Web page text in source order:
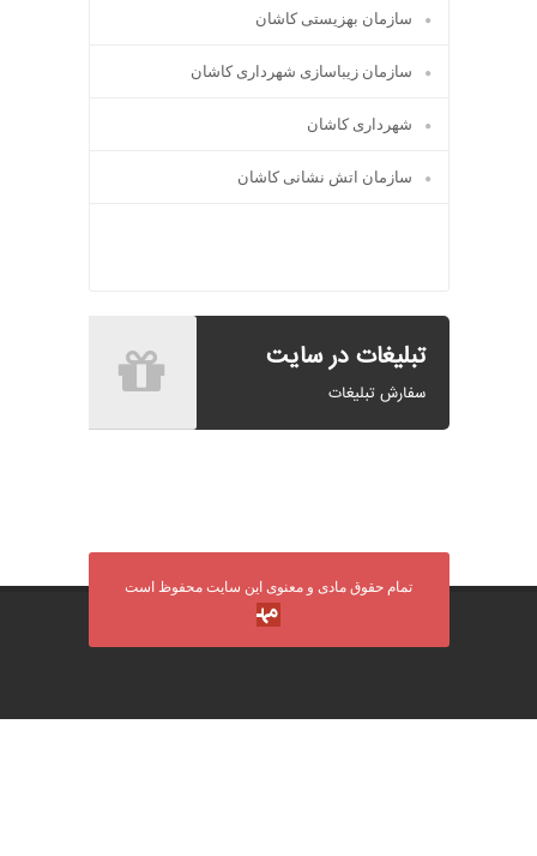
سازمان بهزیستی کاشان
سازمان زیباسازی شهرداری کاشان
شهرداری کاشان
سازمان اتش نشانی کاشان
تبلیغات در سایت
سفارش تبلیغات
تمام حقوق مادی و معنوی این سایت محفوظ است